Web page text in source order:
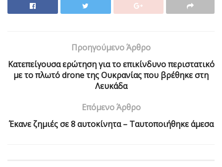
Προηγούμενο Άρθρο
Κατεπείγουσα ερώτηση για το επικίνδυνο περιστατικό
με το πλωτό drone της Ουκρανίας που βρέθηκε στη
Λευκάδα
Επόμενο Άρθρο
Έκανε ζημιές σε 8 αυτοκίνητα – Ταυτοποιήθηκε άμεσα